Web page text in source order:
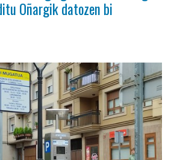
Oñargik datozen bi